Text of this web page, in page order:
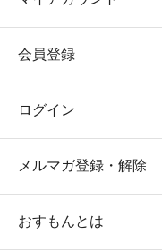
会員登録
ログイン
メルマガ登録・解除
おすもんとは